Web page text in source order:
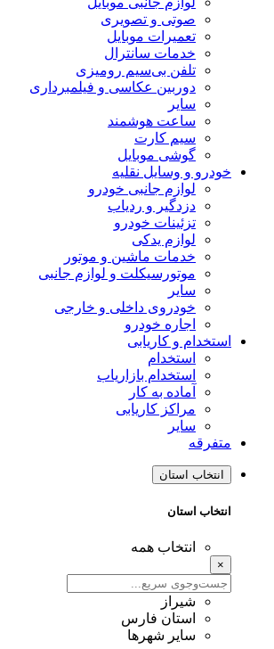
صوتی و تصویری
تعمیرات موبایل
خدمات سانترال
تلفن بی‌سیم رومیزی
دوربین عکاسی و فیلمبرداری
سایر
ساعت هوشمند
سیم کارت
گوشی موبایل
خودرو و وسایل نقلیه
لوازم جانبی خودرو
دزدگیر و ردیاب
تزئینات خودرو
لوازم یدکی
خدمات ماشین و موتور
موتورسیکلت و لوازم جانبی
سایر
خودروی داخلی و خارجی
اجاره خودرو
استخدام و کاریابی
استخدام
استخدام بازاریاب
آماده به کار
مراکز کاریابی
سایر
متفرقه
انتخاب استان
انتخاب استان
انتخاب همه
×
شیراز
استان فارس
سایر شهرها